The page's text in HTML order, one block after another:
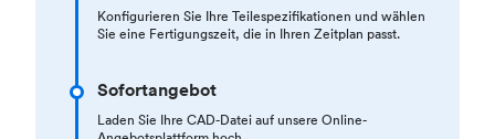
Konfigurieren Sie Ihre Teilespezifikationen und wählen
Sie eine Fertigungszeit, die in Ihren Zeitplan passt.
Sofortangebot
Laden Sie Ihre CAD-Datei auf unsere Online-